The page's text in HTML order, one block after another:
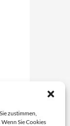
zustimmen,
Sie Cookies